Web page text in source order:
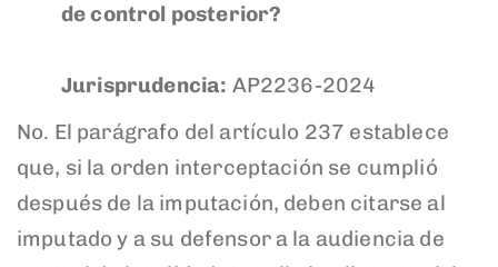
de control posterior?
Jurisprudencia: AP2236-2024
No. El parágrafo del artículo 237 establece
que, si la orden interceptación se cumplió
después de la imputación, deben citarse al
imputado y a su defensor a la audiencia de